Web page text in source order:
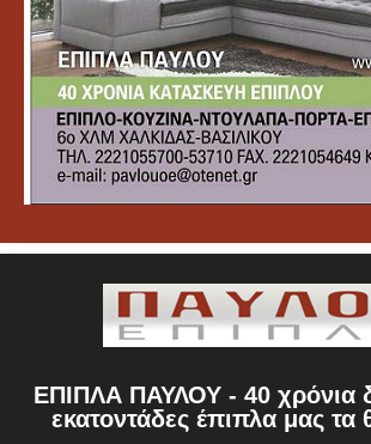
ΕΠΙΠΛΑ ΠΑΥΛΟΥ - 40 χρόνια
εκατοντάδες έπιπλα μας τα